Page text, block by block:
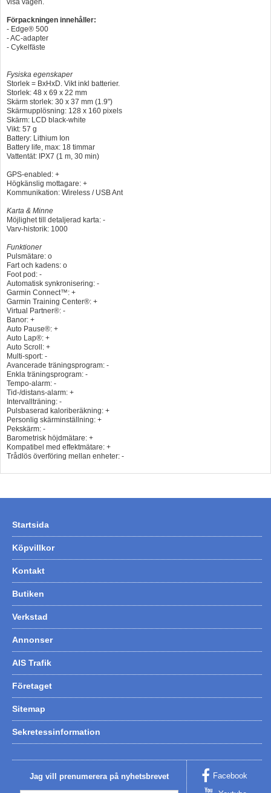
visa vägen.
Förpackningen innehåller:
- Edge® 500
- AC-adapter
- Cykelfäste
Fysiska egenskaper
Storlek = BxHxD. Vikt inkl batterier.
Storlek: 48 x 69 x 22 mm
Skärm storlek: 30 x 37 mm (1.9")
Skärmupplösning: 128 x 160 pixels
Skärm: LCD black-white
Vikt: 57 g
Battery: Lithium Ion
Battery life, max: 18 timmar
Vattentät: IPX7 (1 m, 30 min)
GPS-enabled: +
Högkänslig mottagare: +
Kommunikation: Wireless / USB Ant
Karta & Minne
Möjlighet till detaljerad karta: -
Varv-historik: 1000
Funktioner
Pulsmätare: o
Fart och kadens: o
Foot pod: -
Automatisk synkronisering: -
Garmin Connect™: +
Garmin Training Center®: +
Virtual Partner®: -
Banor: +
Auto Pause®: +
Auto Lap®: +
Auto Scroll: +
Multi-sport: -
Avancerade träningsprogram: -
Enkla träningsprogram: -
Tempo-alarm: -
Tid-/distans-alarm: +
Intervallträning: -
Pulsbaserad kaloriberäkning: +
Personlig skärminställning: +
Pekskärm: -
Barometrisk höjdmätare: +
Kompatibel med effektmätare: +
Trådlös överföring mellan enheter: -
Startsida
Köpvillkor
Kontakt
Butiken
Verkstad
Annonser
AIS Trafik
Företaget
Sitemap
Sekretessinformation
Jag vill prenumerera på nyhetsbrevet Facebook